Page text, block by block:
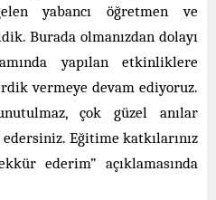
yabancı öğretmen ve
Burada olmanızdan dolayı
yapılan etkinliklere
vermeye devam ediyoruz.
çok güzel anılar
Eğitime katkılarınız
ederim” açıklamasında